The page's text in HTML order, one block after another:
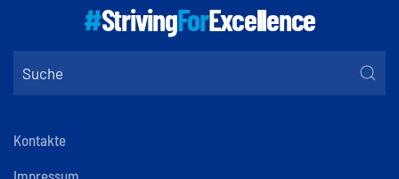
#StrivingForExcellence
Kontakte